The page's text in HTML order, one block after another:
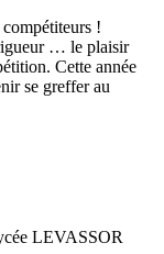
!
… le plaisir
Cette année
se greffer au
LEVASSOR